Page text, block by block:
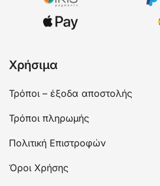
Χρήσιμα
Τρόποι – έξοδα αποστολής
Τρόποι πληρωμής
Πολιτική Επιστροφών
Όροι Χρήσης